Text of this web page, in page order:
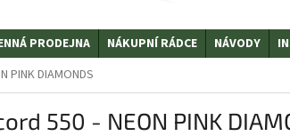
PRODEJNA NÁKUPNÍ RÁDCE NÁVODY
PINK DIAMONDS
550 - NEON PINK